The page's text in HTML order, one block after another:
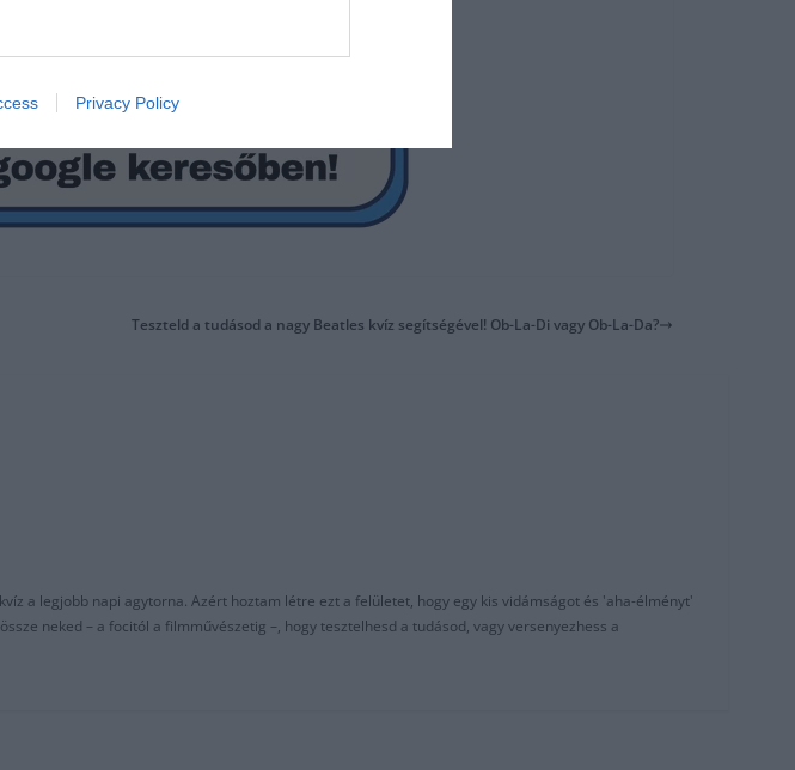
Privacy Policy
Teszteld a tudásod a nagy Beatles kvíz segítségével! Ob-La-Di vagy Ob-La-Da?
a legjobb napi agytorna. Azért hoztam létre ezt a felületet, hogy egy kis vidámságot és 'aha-élményt'
neked – a focitól a filmművészetig –, hogy tesztelhesd a tudásod, vagy versenyezhess a